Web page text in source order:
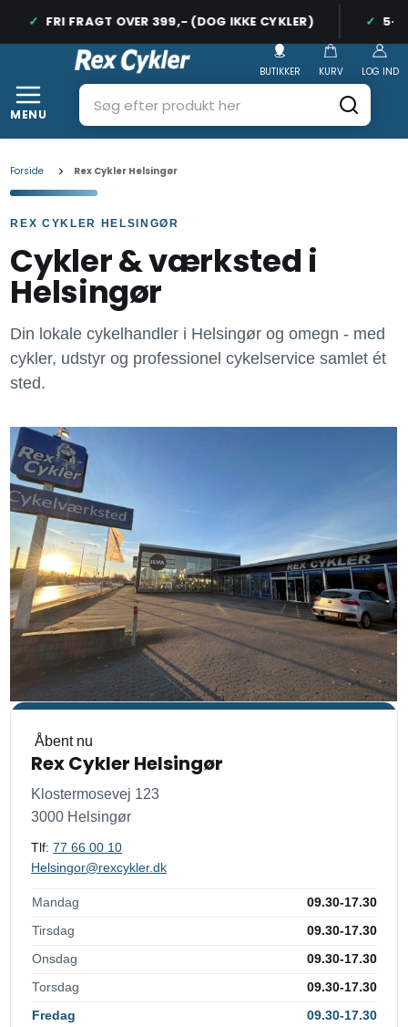
FRI FRAGT OVER 399,- (DOG IKKE CYKLER) 5-
MENU
LOG IND
BUTIKKER KURV
Forside Rex Cykler Helsingør
REX CYKLER HELSINGØR
Cykler & værksted i
Helsingør
Din lokale cykelhandler i Helsingør og omegn - med
cykler, udstyr og professionel cykelservice samlet ét
sted.
Åbent nu
Rex Cykler Helsingør
Klostermosevej 123
3000 Helsingør
Tlf:77 66 00 10
Helsingor@rexcykler.dk
Mandag 09.30-17.30
Tirsdag 09.30-17.30
Onsdag 09.30-17.30
Torsdag 09.30-17.30
Fredag 09.30-17.30